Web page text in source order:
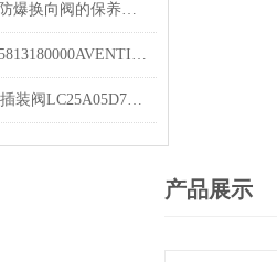
别等故障才后悔！防爆换向阀的保养诀窍，早知道少踩坑
原装安沃驰气动阀5813180000AVENTICS换向阀
力士乐R900909251插装阀LC25A05D7X/库存出售
产品展示